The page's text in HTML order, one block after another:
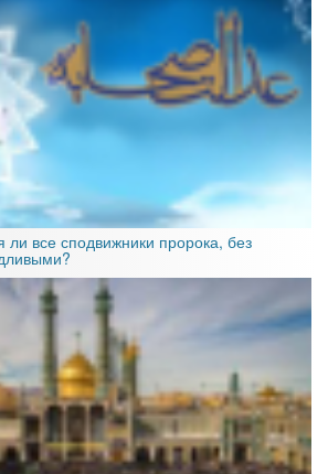
все сподвижники пророка, без